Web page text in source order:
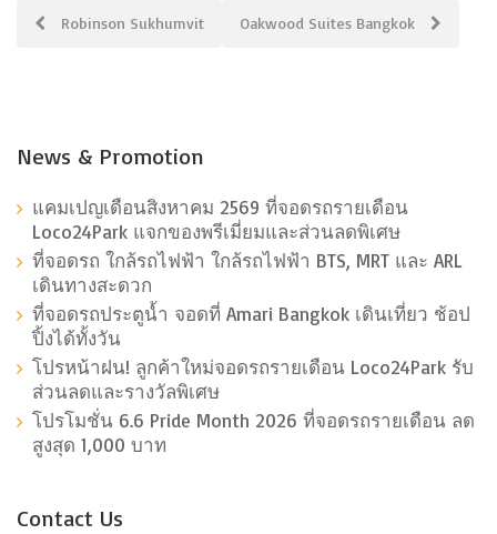
PostRobinson Sukhumvit Oakwood Suites Bangkok
News & Promotion
แคมเปญเดือนสิงหาคม 2569 ที่จอดรถรายเดือน
Loco24Park แจกของพรีเมี่ยมและส่วนลดพิเศษ
ที่จอดรถ ใกล้รถไฟฟ้า ใกล้รถไฟฟ้า BTS, MRT และ ARL
เดินทางสะดวก
ที่จอดรถประตูน้ำ จอดที่ Amari Bangkok เดินเที่ยว ช้อป
ปิ้งได้ทั้งวัน
โปรหน้าฝน! ลูกค้าใหม่จอดรถรายเดือน Loco24Park รับ
ส่วนลดและรางวัลพิเศษ
โปรโมชั่น 6.6 Pride Month 2026 ที่จอดรถรายเดือน ลด
สูงสุด 1,000 บาท
Contact Us